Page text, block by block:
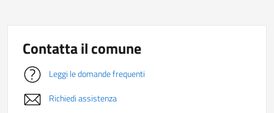
Contatta il comune
Leggi le domande frequenti
Richiedi assistenza